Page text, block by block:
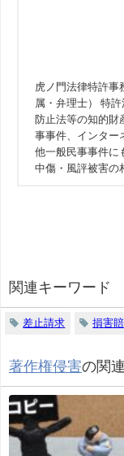
虎ノ門法律特許
属・弁理士） 特
防止法等の知的財
事事件、インター
他一般民事事件に
中傷・風評被害の
関連キーワード
差止請求 損害
著作権侵害の関